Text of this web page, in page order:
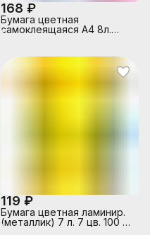
168 ₽
Бумага цветная
самоклеящаяся А4 8л.
119 ₽
Бумага цветная ламинир.
(металлик) 7 л. 7 цв. 100 г/